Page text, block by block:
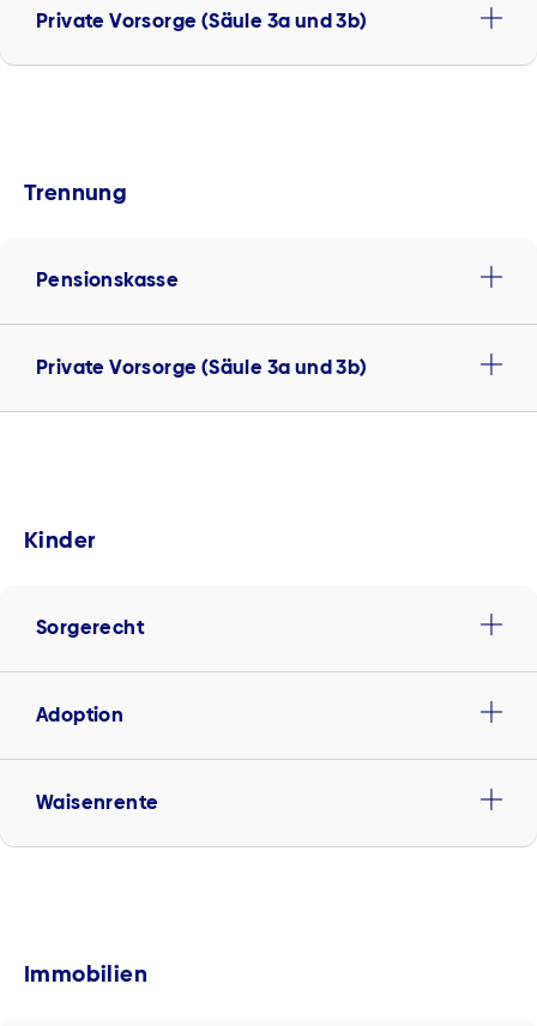
Private Vorsorge (Säule 3a und 3b)
Trennung
Pensionskasse
Private Vorsorge (Säule 3a und 3b)
Kinder
Sorgerecht
Adoption
Waisenrente
Immobilien